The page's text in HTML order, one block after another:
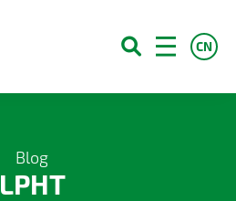
CN
Blog
LPHT